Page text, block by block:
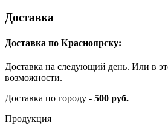
Доставка
Доставка по Красноярску:
Доставка на следующий день. Или в
возможности.
Доставка по городу - 500 руб.
Продукция